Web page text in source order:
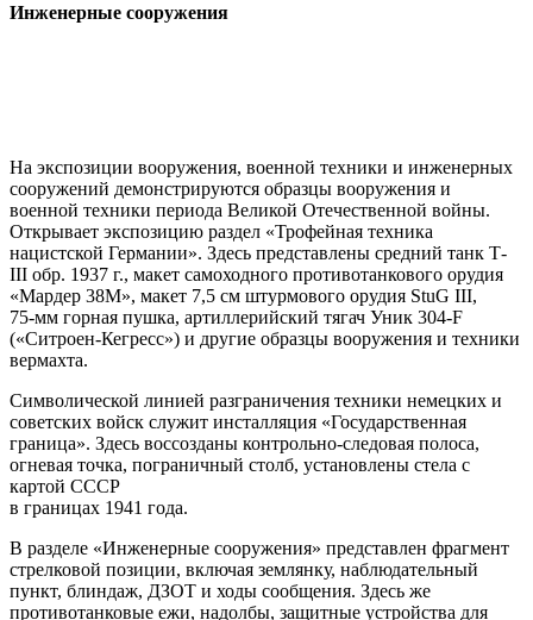
Инженерные сооружения
На экспозиции вооружения, военной техники и инженерных
сооружений демонстрируются образцы вооружения и
военной техники периода Великой Отечественной войны.
Открывает экспозицию раздел «Трофейная техника
нацистской Германии». Здесь представлены средний танк Т-
III обр. 1937 г., макет самоходного противотанкового орудия
«Мардер 38М», макет 7,5 см штурмового орудия StuG III,
75-мм горная пушка, артиллерийский тягач Уник 304-F
(«Ситроен-Кегресс») и другие образцы вооружения и техники
вермахта.
Символической линией разграничения техники немецких и
советских войск служит инсталляция «Государственная
граница». Здесь воссозданы контрольно-следовая полоса,
огневая точка, пограничный столб, установлены стела с
картой СССР
в границах 1941 года.
В разделе «Инженерные сооружения» представлен фрагмент
стрелковой позиции, включая землянку, наблюдательный
пункт, блиндаж, ДЗОТ и ходы сообщения. Здесь же
противотанковые ежи, надолбы, защитные устройства для